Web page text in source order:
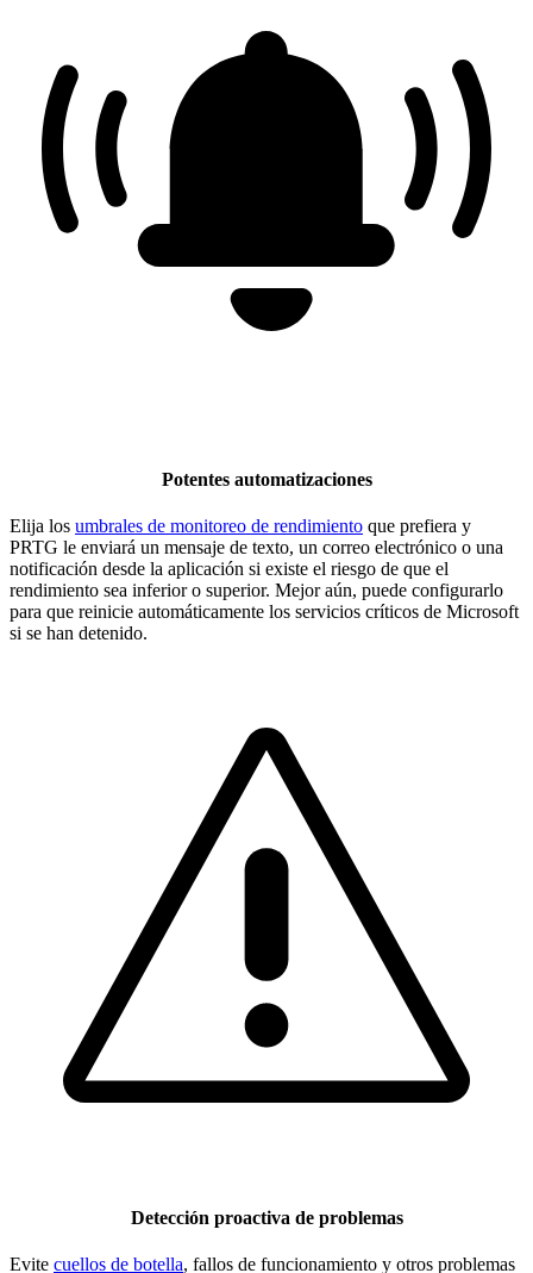
Potentes automatizaciones
Elija los umbrales de monitoreo de rendimiento que prefiera y
PRTG le enviará un mensaje de texto, un correo electrónico o una
notificación desde la aplicación si existe el riesgo de que el
rendimiento sea inferior o superior. Mejor aún, puede configurarlo
para que reinicie automáticamente los servicios críticos de Microsoft
si se han detenido.
Detección proactiva de problemas
Evite cuellos de botella, fallos de funcionamiento y otros problemas